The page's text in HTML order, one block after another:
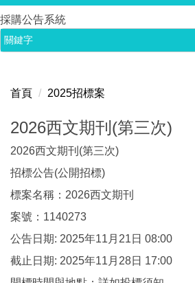
跳
到
主
容
採購公告系統
首頁 2025招標案
2026西文期刊(第三次)
2026西文期刊(第三次)
招標公告(公開招標)
標案名稱：2026西文期刊
案號：1140273
公告日期: 2025年11月21日 08:00
截止日期: 2025年11月28日 17:00